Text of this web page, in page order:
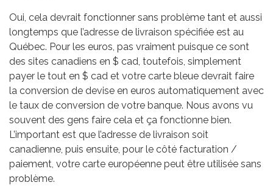
Oui, cela devrait fonctionner sans problème tant et aussi
longtemps que l’adresse de livraison spécifiée est au
Québec. Pour les euros, pas vraiment puisque ce sont
des sites canadiens en $ cad, toutefois, simplement
payer le tout en $ cad et votre carte bleue devrait faire
la conversion de devise en euros automatiquement avec
le taux de conversion de votre banque. Nous avons vu
souvent des gens faire cela et ça fonctionne bien.
L’important est que l’adresse de livraison soit
canadienne, puis ensuite, pour le côté facturation /
paiement, votre carte européenne peut être utilisée sans
problème.